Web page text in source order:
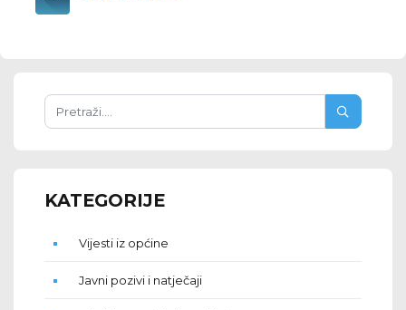
KATEGORIJE
Vijesti iz općine
Javni pozivi i natječaji